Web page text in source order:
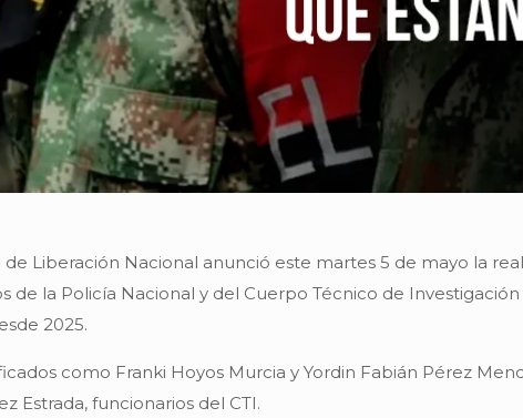
Liberación Nacional anunció este martes 5 de mayo la
la Policía Nacional y del Cuerpo Técnico de
2025.
como Franki Hoyos Murcia y Yordin Fabián Pérez
Estrada, funcionarios del CTI.